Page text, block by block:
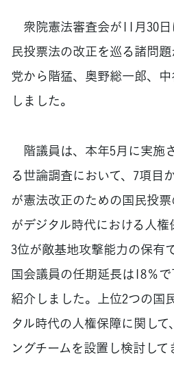
衆院憲法審査会が11月30
民投票法の改正を巡る諸問
党から階猛、奥野総一郎、
しました。
階議員は、本年5月に実施
る世論調査において、7項目
が憲法改正のための国民投
がデジタル時代における人権
3位が敵基地攻撃能力の保有
国会議員の任期延長は18％で
紹介しました。上位2つの国
タル時代の人権保障に関し
ングチームを設置し検討して